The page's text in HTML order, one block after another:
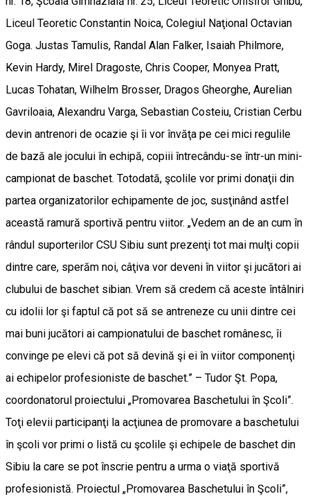
Liceul Teoretic Constantin Noica, Colegiul Naţional Octavian
Goga. Justas Tamulis, Randal Alan Falker, Isaiah Philmore,
Kevin Hardy, Mirel Dragoste, Chris Cooper, Monyea Pratt,
Lucas Tohatan, Wilhelm Brosser, Dragos Gheorghe, Aurelian
Gavriloaia, Alexandru Varga, Sebastian Costeiu, Cristian Cerbu
devin antrenori de ocazie şi îi vor învăţa pe cei mici regulile
de bază ale jocului în echipă, copiii întrecându-se într-un mini-
campionat de baschet. Totodată, şcolile vor primi donaţii din
partea organizatorilor echipamente de joc, susţinând astfel
această ramură sportivă pentru viitor. „Vedem an de an cum în
rândul suporterilor CSU Sibiu sunt prezenţi tot mai mulţi copii
dintre care, sperăm noi, câţiva vor deveni în viitor şi jucători ai
clubului de baschet sibian. Vrem să credem că aceste întâlniri
cu idolii lor şi faptul că pot să se antreneze cu unii dintre cei
mai buni jucători ai campionatului de baschet românesc, îi
convinge pe elevi că pot să devină şi ei în viitor componenţi
ai echipelor profesioniste de baschet.” – Tudor Şt. Popa,
coordonatorul proiectului „Promovarea Baschetului în Şcoli”.
Toţi elevii participanţi la acţiunea de promovare a baschetului
în şcoli vor primi o listă cu şcolile şi echipele de baschet din
Sibiu la care se pot înscrie pentru a urma o viaţă sportivă
profesionistă. Proiectul „Promovarea Baschetului în Şcoli”,